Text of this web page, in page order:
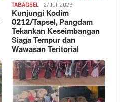
TABAGSEL 27 Juli 2026
Kunjungi Kodim
0212/Tapsel, Pangdam
Tekankan Keseimbangan
Siaga Tempur dan
Wawasan Teritorial